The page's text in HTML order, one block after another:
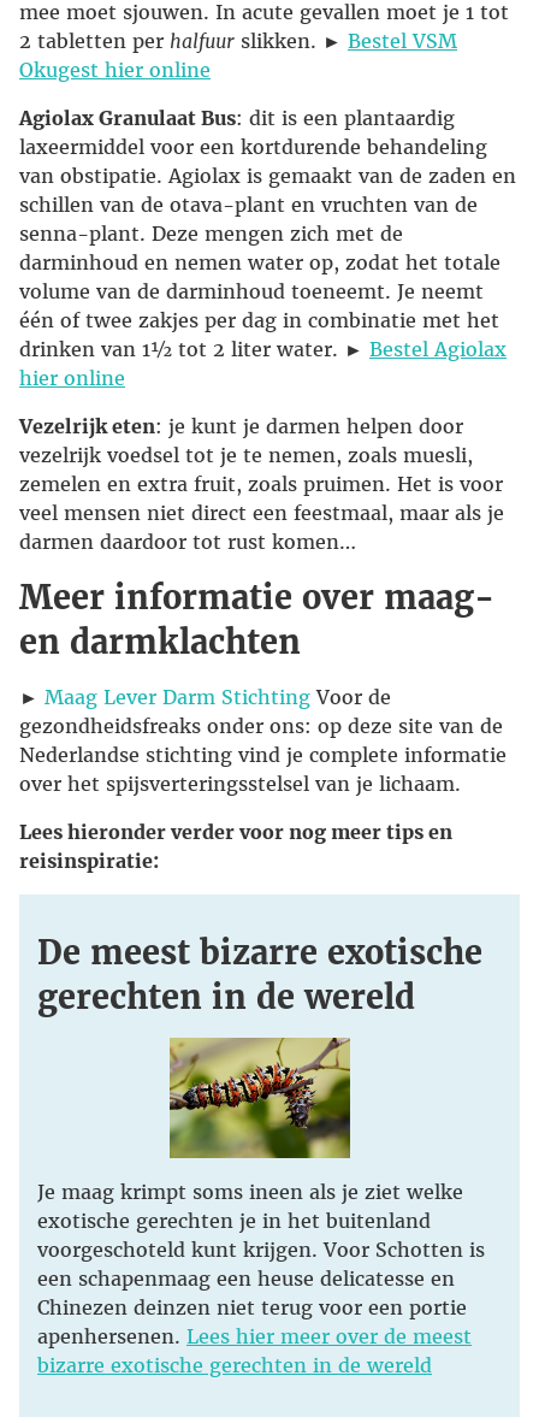
mee moet sjouwen. In acute gevallen moet je 1 tot
2 tabletten per halfuur slikken. ► Bestel VSM
Okugest hier online
Agiolax Granulaat Bus: dit is een plantaardig
laxeermiddel voor een kortdurende behandeling
van obstipatie. Agiolax is gemaakt van de zaden en
schillen van de otava-plant en vruchten van de
senna-plant. Deze mengen zich met de
darminhoud en nemen water op, zodat het totale
volume van de darminhoud toeneemt. Je neemt
één of twee zakjes per dag in combinatie met het
drinken van 1½ tot 2 liter water. ► Bestel Agiolax
hier online
Vezelrijk eten: je kunt je darmen helpen door
vezelrijk voedsel tot je te nemen, zoals muesli,
zemelen en extra fruit, zoals pruimen. Het is voor
veel mensen niet direct een feestmaal, maar als je
darmen daardoor tot rust komen…
Meer informatie over maag-
en darmklachten
► Maag Lever Darm Stichting Voor de
gezondheidsfreaks onder ons: op deze site van de
Nederlandse stichting vind je complete informatie
over het spijsverteringsstelsel van je lichaam.
Lees hieronder verder voor nog meer tips en
reisinspiratie:
De meest bizarre exotische
gerechten in de wereld
Je maag krimpt soms ineen als je ziet welke
exotische gerechten je in het buitenland
voorgeschoteld kunt krijgen. Voor Schotten is
een schapenmaag een heuse delicatesse en
Chinezen deinzen niet terug voor een portie
apenhersenen. Lees hier meer over de meest
bizarre exotische gerechten in de wereld